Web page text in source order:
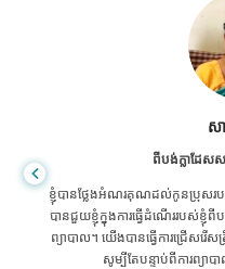
ស
ពីបង់ក្លាដែស
ខ្ញុំបានថ្លែងអំណរគុណដល់កូនប្រុសរ
បានជួយខ្ញុំក្នុងការធ្វើដំណើររបស់ខ្ញុំ
ព្យាបាល។ យើងបានធ្វើការជ្រើសរើ
សូម្បីតែបន្ទាប់ពីការព្យា